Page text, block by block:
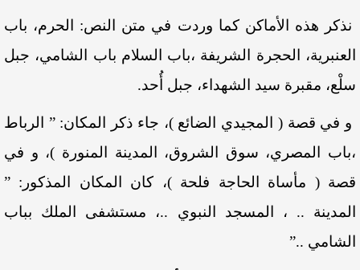
نذكر هذه الأماكن كما وردت في متن النص: الحرم، باب
العنبرية، الحجرة الشريفة ،باب السلام باب الشامي، جبل
سلْع، مقبرة سيد الشهداء، جبل أُحد.
و في قصة ( المجيدي الضائع )، جاء ذكر المكان: ” الرباط
،باب المصري، سوق الشروق، المدينة المنورة )، و في
قصة ( مأساة الحاجة فلحة )، كان المكان المذكور: ”
المدينة .. ، المسجد النبوي ..، مستشفى الملك بباب
الشامي ..”